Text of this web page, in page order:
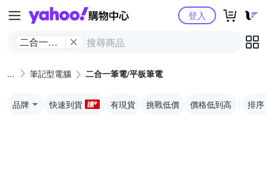
Yahoo購物中心
二合一筆
電
登入
筆記型電腦 二合一筆電/平板筆電
品牌 快速到貨 有現貨 挑戰低價 價格低到高 排序